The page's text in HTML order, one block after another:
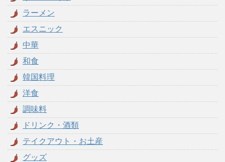
ラーメン
エスニック
中華
和食
韓国料理
洋食
調味料
ドリンク・酒類
テイクアウト・お土産
グッズ